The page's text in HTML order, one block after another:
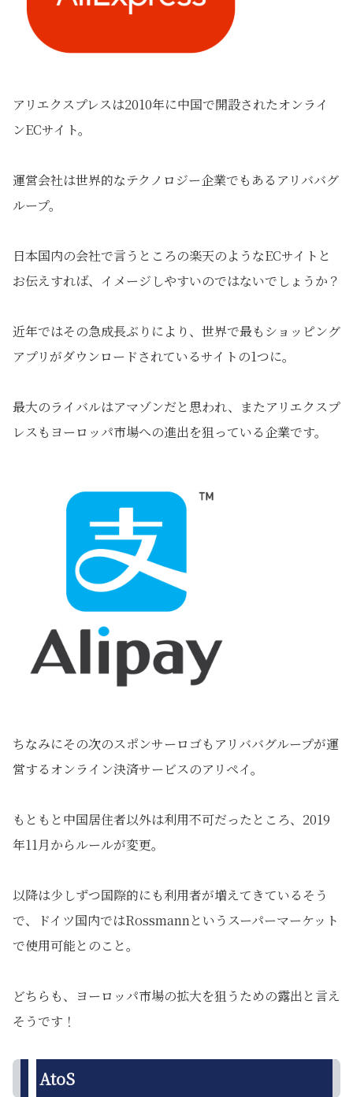
アリエクスプレスは2010年に中国で開設されたオンライ
ンECサイト。
運営会社は世界的なテクノロジー企業でもあるアリババグ
ループ。
日本国内の会社で言うところの楽天のようなECサイトと
お伝えすれば、イメージしやすいのではないでしょうか？
近年ではその急成長ぶりにより、世界で最もショッピング
アプリがダウンロードされているサイトの1つに。
最大のライバルはアマゾンだと思われ、またアリエクスプ
レスもヨーロッパ市場への進出を狙っている企業です。
ちなみにその次のスポンサーロゴもアリババグループが運
営するオンライン決済サービスのアリペイ。
もともと中国居住者以外は利用不可だったところ、2019
年11月からルールが変更。
以降は少しずつ国際的にも利用者が増えてきているそう
で、ドイツ国内ではRossmannというスーパーマーケット
で使用可能とのこと。
どちらも、ヨーロッパ市場の拡大を狙うための露出と言え
そうです！
AtoS